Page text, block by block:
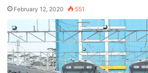
February 12, 2020 551